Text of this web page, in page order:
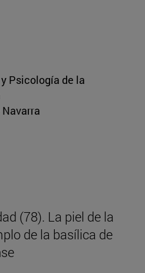
Psicología de la
(78). La piel de la
de la basílica de